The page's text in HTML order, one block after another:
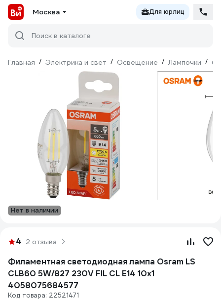
Москва Для юрлиц
Поиск в каталоге
Главная / Электрика и свет / Освещение / Лампочки /
Нет в наличии
4 2 отзыва
Филаментная светодиодная лампа Osram LS
CLB60 5W/827 230V FIL CL E14 10x1
4058075684577
Код товара: 22521471